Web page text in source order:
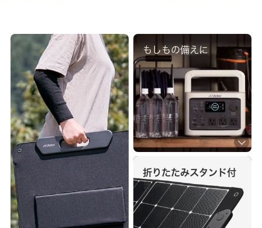
もしもの備えに
折りたたみスタンド付
き